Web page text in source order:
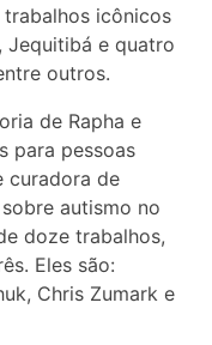
trabalhos icônicos
Jequitibá e quatro
outros.
de Rapha e
para pessoas
curadora de
autismo no
doze trabalhos,
Eles são:
Chris Zumark e